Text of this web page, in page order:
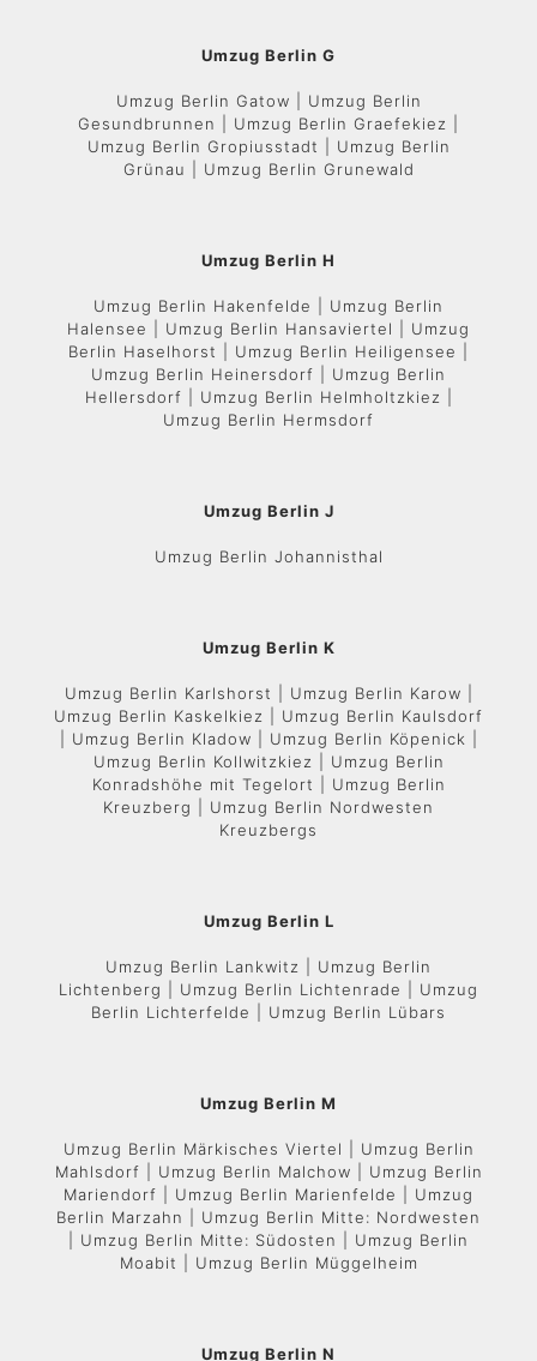
Umzug Berlin G
Umzug Berlin Gatow | Umzug Berlin
Gesundbrunnen | Umzug Berlin Graefekiez |
Umzug Berlin Gropiusstadt | Umzug Berlin
Grünau | Umzug Berlin Grunewald
Umzug Berlin H
Umzug Berlin Hakenfelde | Umzug Berlin
Halensee | Umzug Berlin Hansaviertel | Umzug
Berlin Haselhorst | Umzug Berlin Heiligensee |
Umzug Berlin Heinersdorf | Umzug Berlin
Hellersdorf | Umzug Berlin Helmholtzkiez |
Umzug Berlin Hermsdorf
Umzug Berlin J
Umzug Berlin Johannisthal
Umzug Berlin K
Umzug Berlin Karlshorst | Umzug Berlin Karow |
Umzug Berlin Kaskelkiez | Umzug Berlin Kaulsdorf
| Umzug Berlin Kladow | Umzug Berlin Köpenick |
Umzug Berlin Kollwitzkiez | Umzug Berlin
Konradshöhe mit Tegelort | Umzug Berlin
Kreuzberg | Umzug Berlin Nordwesten
Kreuzbergs
Umzug Berlin L
Umzug Berlin Lankwitz | Umzug Berlin
Lichtenberg | Umzug Berlin Lichtenrade | Umzug
Berlin Lichterfelde | Umzug Berlin Lübars
Umzug Berlin M
Umzug Berlin Märkisches Viertel | Umzug Berlin
Mahlsdorf | Umzug Berlin Malchow | Umzug Berlin
Mariendorf | Umzug Berlin Marienfelde | Umzug
Berlin Marzahn | Umzug Berlin Mitte: Nordwesten
| Umzug Berlin Mitte: Südosten | Umzug Berlin
Moabit | Umzug Berlin Müggelheim
Umzug Berlin N